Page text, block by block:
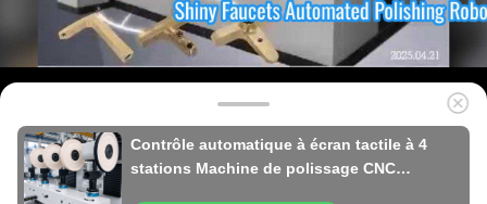
Contrôle automatique à écran tactile à 4
stations Machine de polissage CNC